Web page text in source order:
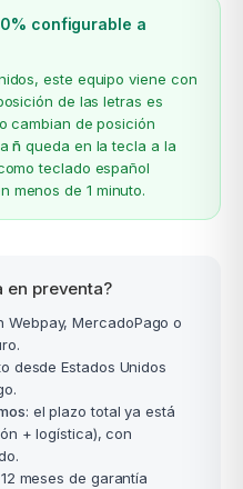
configurable a
este equipo viene con
de las letras es
cambian de posición
ñ queda en la tecla a la
teclado español
menos de 1 minuto.
en preventa?
Webpay, MercadoPago o
desde Estados Unidos
: el plazo total ya está
+ logística), con
meses de garantía